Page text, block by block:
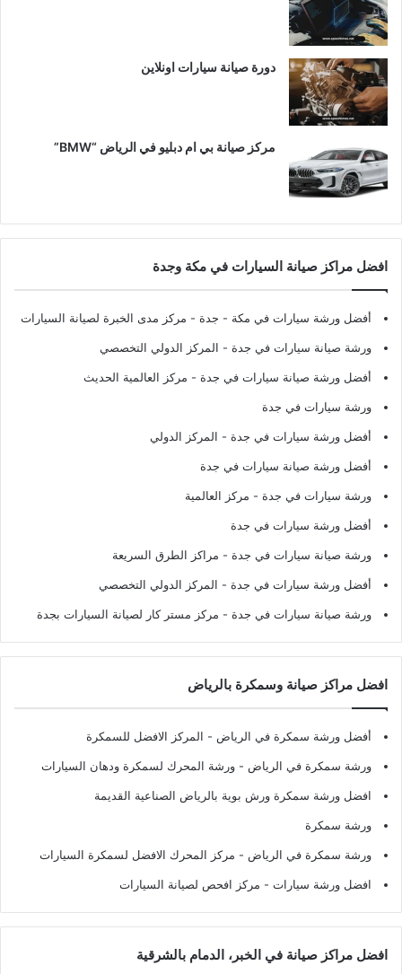
دورة صيانة سيارات اونلاين
مركز صيانة بي ام دبليو في الرياض “BMW”
افضل مراكز صيانة السيارات في مكة وجدة
أفضل ورشة سيارات في مكة - جدة - مركز مدى الخبرة لصيانة السيارات
ورشة صيانة سيارات في جدة - المركز الدولي التخصصي
أفضل ورشة صيانة سيارات في جدة - مركز العالمية الحديث
ورشة سيارات في جدة
أفضل ورشة سيارات في جدة - المركز الدولي
أفضل ورشة صيانة سيارات في جدة
ورشة سيارات في جدة - مركز العالمية
أفضل ورشة سيارات في جدة
ورشة صيانة سيارات في جدة - مراكز الطرق السريعة
أفضل ورشة سيارات في جدة - المركز الدولي التخصصي
ورشة صيانة سيارات في جدة - مركز مستر كار لصيانة السيارات بجدة
افضل مراكز صيانة وسمكرة بالرياض
أفضل ورشة سمكرة في الرياض - المركز الافضل للسمكرة
ورشة سمكرة في الرياض - ورشة المحرك لسمكرة ودهان السيارات
افضل ورشة سمكرة ورش بوية بالرياض الصناعية القديمة
ورشة سمكرة
ورشة سمكرة في الرياض - مركز المحرك الافضل لسمكرة السيارات
افضل ورشة سيارات - مركز افحص لصيانة السيارات
افضل مراكز صيانة في الخبر، الدمام بالشرقية